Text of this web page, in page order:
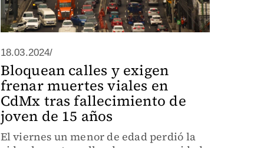
18.03.2024/
Bloquean calles y exigen
frenar muertes viales en
CdMx tras fallecimiento de
joven de 15 años
El viernes un menor de edad perdió la